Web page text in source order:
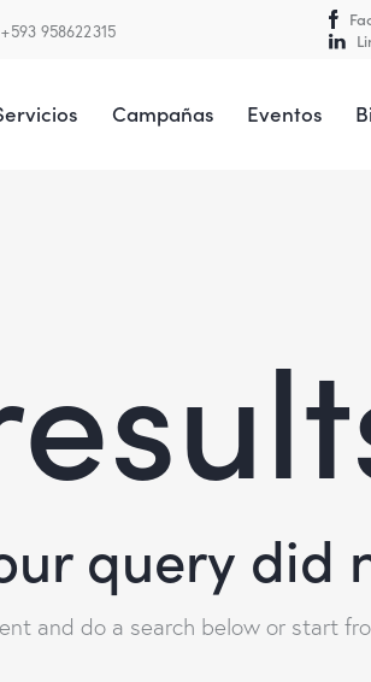
+593 958622315
Campañas Eventos
query did
and do a search below or start